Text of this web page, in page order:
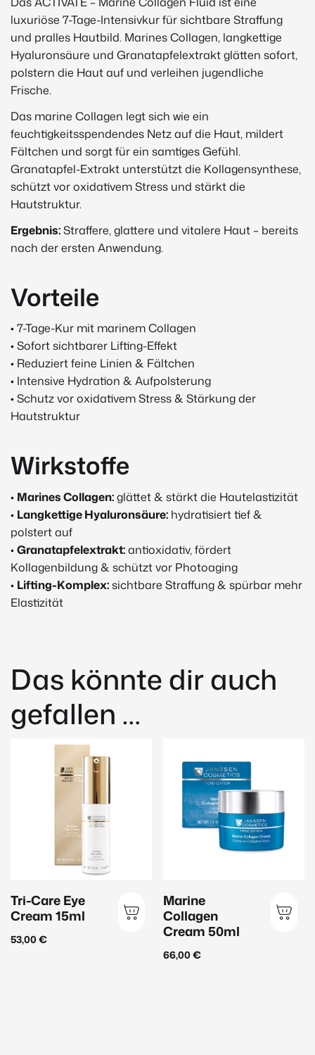
luxuriöse 7-Tage-Intensivkur für sichtbare Straffung
und pralles Hautbild. Marines Collagen, langkettige
Hyaluronsäure und Granatapfelextrakt glätten sofort,
polstern die Haut auf und verleihen jugendliche
Frische.
Das marine Collagen legt sich wie ein
feuchtigkeitsspendendes Netz auf die Haut, mildert
Fältchen und sorgt für ein samtiges Gefühl.
Granatapfel-Extrakt unterstützt die Kollagensynthese,
schützt vor oxidativem Stress und stärkt die
Hautstruktur.
Ergebnis:Straffere, glattere und vitalere Haut – bereits
nach der ersten Anwendung.
Vorteile
• 7-Tage-Kur mit marinem Collagen
• Sofort sichtbarer Lifting-Effekt
• Reduziert feine Linien & Fältchen
• Intensive Hydration & Aufpolsterung
• Schutz vor oxidativem Stress & Stärkung der
Hautstruktur
Wirkstoffe
• Marines Collagen:glättet & stärkt die Hautelastizität
• Langkettige Hyaluronsäure: hydratisiert tief &
polstert auf
•Granatapfelextrakt:antioxidativ, fördert
Kollagenbildung & schützt vor Photoaging
• Lifting-Komplex:sichtbare Straffung & spürbar mehr
Elastizität
Das könnte dir auch
gefallen …
Tri-Care Eye
Cream 15ml
53,00 €
Marine
Collagen
Cream 50ml
66,00€